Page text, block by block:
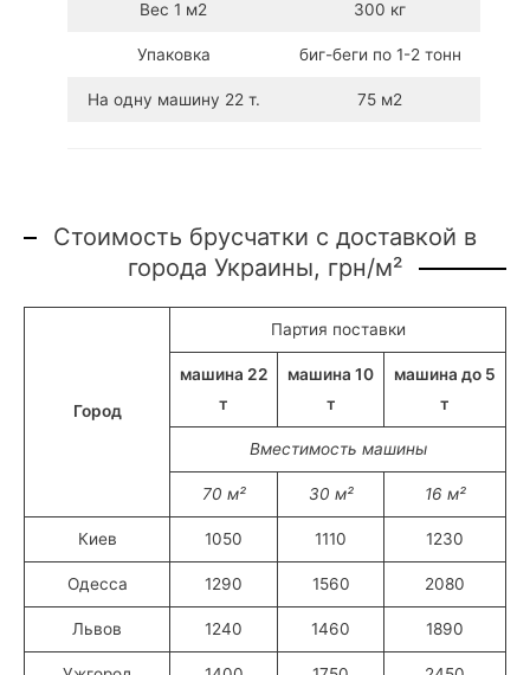
Вес 1 м2 300 кг
Упаковка биг-беги по 1-2 тонн
На одну машину 22 т. 75 м2
Стоимость брусчатки с доставкой в
города Украины, грн/м²
Город
Партия поставки
машина 22
т
машина 10
т
машина до 5
т
Вместимость машины
70 м² 30 м² 16 м²
Киев 1050 1110 1230
Одесса 1290 1560 2080
Львов 1240 1460 1890